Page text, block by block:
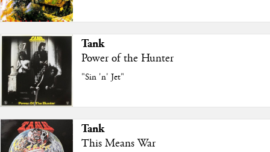
Tank
Power of the Hunter
"Sin 'n' Jet"
Tank
This Means War